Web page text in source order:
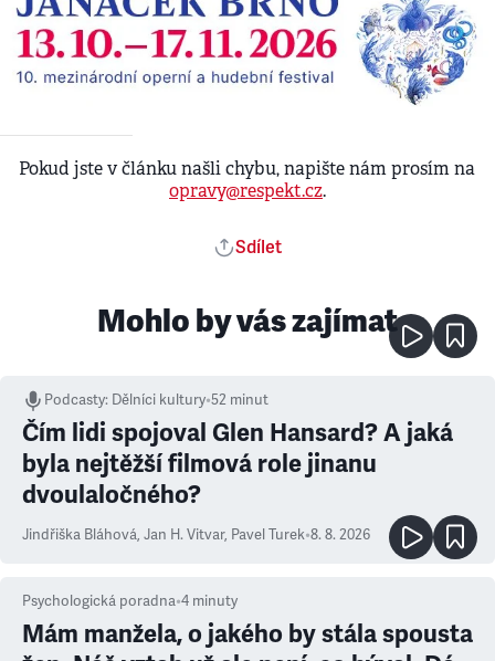
Pokud jste v článku našli chybu, napište nám prosím na
opravy@respekt.cz.
Sdílet
Mohlo by vás zajímat
Podcasty: Dělníci kultury•52 minut
Čím lidi spojoval Glen Hansard? A jaká
byla nejtěžší filmová role jinanu
dvoulaločného?
Jindřiška Bláhová, Jan H. Vitvar, Pavel Turek•8. 8. 2026
Psychologická poradna•4 minuty
Mám manžela, o jakého by stála spousta